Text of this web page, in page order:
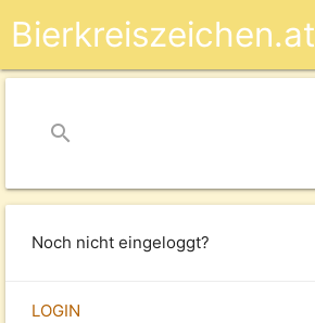
Bierkreiszeichen.at
search
Noch nicht eingeloggt?
LOGIN